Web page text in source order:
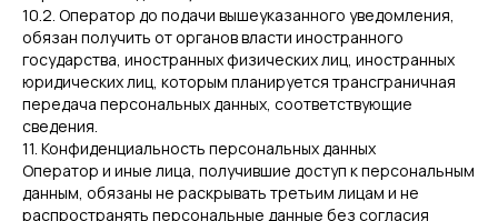
10.2. Оператор до подачи вышеуказанного уведомления,
обязан получить от органов власти иностранного
государства, иностранных физических лиц, иностранных
юридических лиц, которым планируется трансграничная
передача персональных данных, соответствующие
сведения.
11. Конфиденциальность персональных данных
Оператор и иные лица, получившие доступ к персональным
данным, обязаны не раскрывать третьим лицам и не
распространять персональные данные без согласия